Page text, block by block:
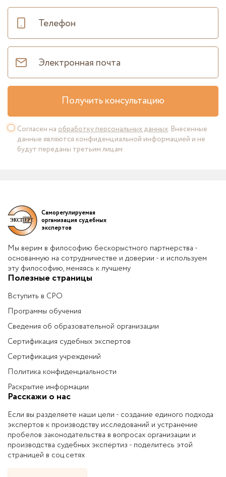
Получить консультацию
Согласен на обработку персональных данных. Внесенные
данные являются конфиденциальной информацией и не
будут переданы третьим лицам
Саморегулируемая
организация судебных
экспертов
Мы верим в философию бескорыстного партнерства -
основанную на сотрудничестве и доверии - и используем
эту философию, меняясь к лучшему
Полезные страницы
Вступить в СРО
Программы обучения
Сведения об образовательной организации
Сертификация судебных экспертов
Сертификация учреждений
Политика конфиденциальности
Раскрытие информации
Расскажи о нас
Если вы разделяете наши цели - создание единого подхода
экспертов к производству исследований и устранение
пробелов законодательства в вопросах организации и
производства судебных экспертиз - поделитесь этой
страницей в соц.сетях